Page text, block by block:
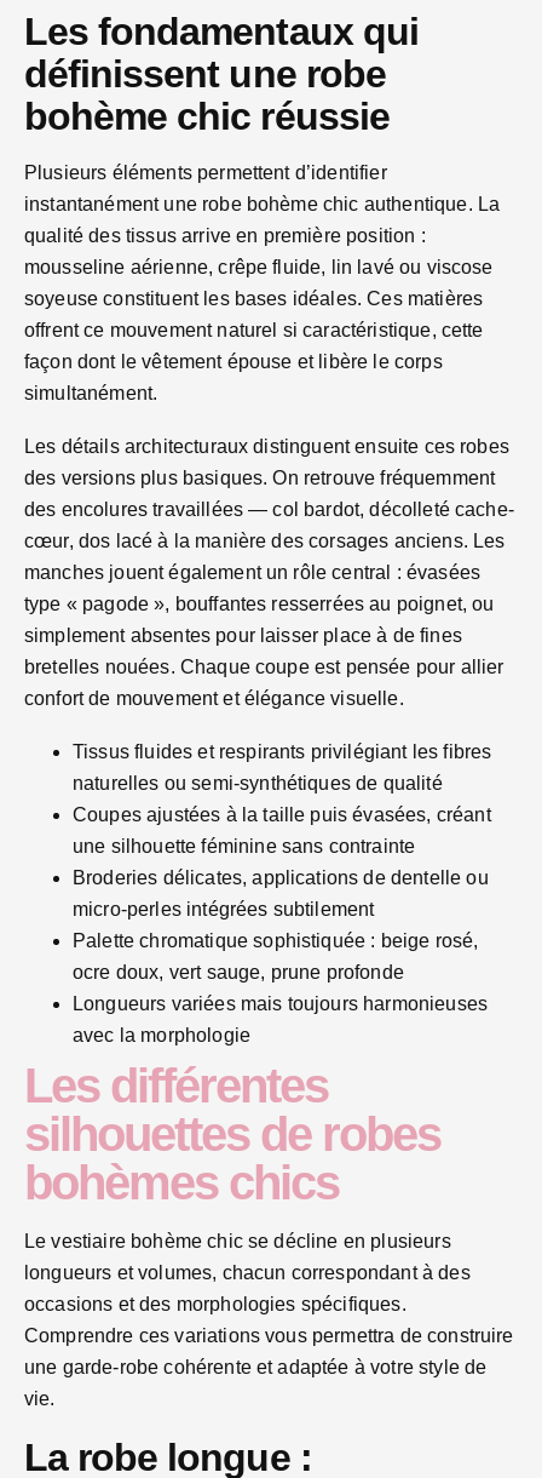
Les fondamentaux qui
définissent une robe
bohème chic réussie
Plusieurs éléments permettent d’identifier
instantanément une robe bohème chic authentique. La
qualité des tissus arrive en première position :
mousseline aérienne, crêpe fluide, lin lavé ou viscose
soyeuse constituent les bases idéales. Ces matières
offrent ce mouvement naturel si caractéristique, cette
façon dont le vêtement épouse et libère le corps
simultanément.
Les détails architecturaux distinguent ensuite ces robes
des versions plus basiques. On retrouve fréquemment
des encolures travaillées — col bardot, décolleté cache-
cœur, dos lacé à la manière des corsages anciens. Les
manches jouent également un rôle central : évasées
type « pagode », bouffantes resserrées au poignet, ou
simplement absentes pour laisser place à de fines
bretelles nouées. Chaque coupe est pensée pour allier
confort de mouvement et élégance visuelle.
Tissus fluides et respirants privilégiant les fibres
naturelles ou semi-synthétiques de qualité
Coupes ajustées à la taille puis évasées, créant
une silhouette féminine sans contrainte
Broderies délicates, applications de dentelle ou
micro-perles intégrées subtilement
Palette chromatique sophistiquée : beige rosé,
ocre doux, vert sauge, prune profonde
Longueurs variées mais toujours harmonieuses
avec la morphologie
Les différentes
silhouettes de robes
bohèmes chics
Le vestiaire bohème chic se décline en plusieurs
longueurs et volumes, chacun correspondant à des
occasions et des morphologies spécifiques.
Comprendre ces variations vous permettra de construire
une garde-robe cohérente et adaptée à votre style de
vie.
La robe longue :